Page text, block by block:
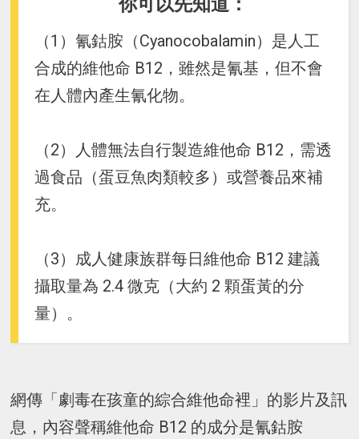
（1）氰鈷胺（Cyanocobalamin）是人工
合成的維他命 B12，雖然是氰基，但不會
在人體內產生氰化物。
（2）人體無法自行製造維他命 B12，需透
過食品（蛋豆魚肉類較多）或營養品來補
充。
（3）成人健康族群每日維他命 B12 建議
攝取量為 2.4 微克（大約 2 顆蛋黃的分
量）。
網傳「劇毒在孩童的綜合維他命裡」的影片及訊
息，內容聲稱維他命 B12 的成分是氰鈷胺